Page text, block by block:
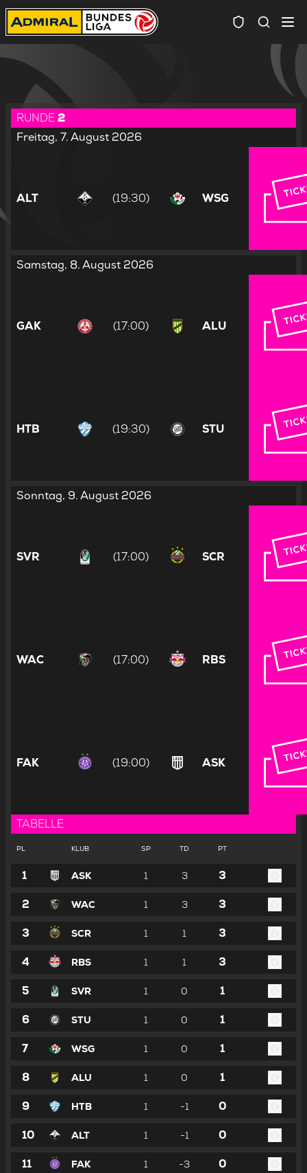
RUNDE2
Freitag, 7. August 2026
ALT (19:30) WSG
Samstag, 8. August 2026
GAK (17:00) ALU
HTB (19:30) STU
Sonntag, 9. August 2026
SVR (17:00) SCR
WAC (17:00) RBS
FAK (19:00) ASK
TABELLE
PL KLUB SP TD PT
1 ASK 1 3
3
2
WAC 1 3
3
3
SCR 1 1
3
4
RBS 1 1
3
5
SVR 1 0
1
6
STU 1 0
1
7
WSG 1 0
1
8
ALU 1 0
1
9
HTB 1 -1
0
10
ALT 1 -1
0
11
FAK 1 -3
0